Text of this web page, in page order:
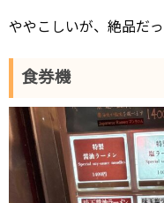
ややこしいが、絶品だ
食券機